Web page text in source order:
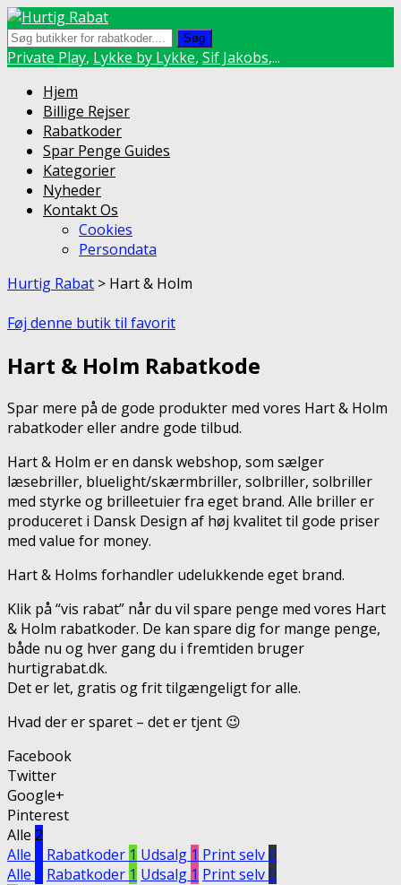
Søg
Private Play, Lykke by Lykke, Sif Jakobs,...
Skip
content
Hjem
Billige Rejser
Rabatkoder
Spar Penge Guides
Kategorier
Nyheder
Kontakt Os
Cookies
Persondata
Hurtig Rabat > Hart & Holm
Føj denne butik til favorit
Hart & Holm Rabatkode
Spar mere på de gode produkter med vores Hart & Holm
rabatkoder eller andre gode tilbud.
Hart & Holm er en dansk webshop, som sælger
læsebriller, bluelight/skærmbriller, solbriller, solbriller
med styrke og brilleetuier fra eget brand. Alle briller er
produceret i Dansk Design af høj kvalitet til gode priser
med value for money.
Hart & Holms forhandler udelukkende eget brand.
Klik på “vis rabat” når du vil spare penge med vores Hart
& Holm rabatkoder. De kan spare dig for mange penge,
både nu og hver gang du i fremtiden bruger
hurtigrabat.dk.
Det er let, gratis og frit tilgængeligt for alle.
Hvad der er sparet – det er tjent 😉
Facebook
Twitter
Google+
Pinterest
Alle 2
Alle
Rabatkoder 1 Udsalg 1 Print selv0
Alle
Rabatkoder 1 Udsalg 1 Print selv0